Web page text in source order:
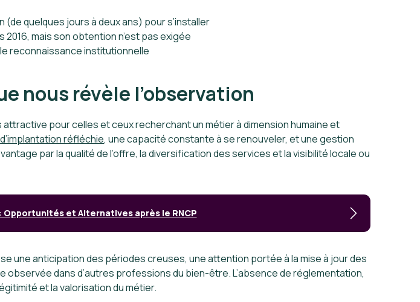
(de quelques jours à deux ans) pour s’installer
mais son obtention n’est pas exigée
reconnaissance institutionnelle
nous révèle l’observation
pour celles et ceux recherchant un métier à dimension humaine et
réfléchie, une capacité constante à se renouveler, et une gestion
par la qualité de l’offre, la diversification des services et la visibilité locale ou
Opportunités et Alternatives après le RNCP
une anticipation des périodes creuses, une attention portée à la mise à jour des
dans d’autres professions du bien-être. L’absence de réglementation,
et la valorisation du métier.